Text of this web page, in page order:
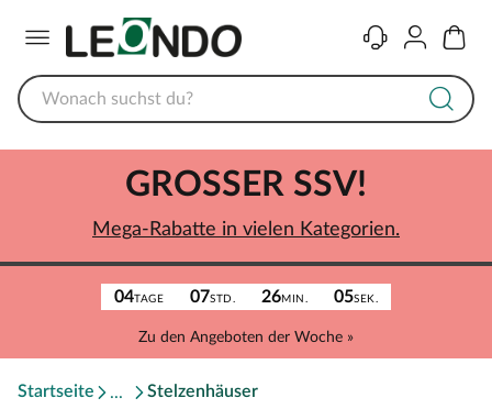
KontaktKonto
04TAGE 07STD. 26MIN. 05SEK.
Zu den Angeboten der Woche »
GROSSER SSV!
Mega-Rabatte in vielen Kategorien.
Startseite Stelzenhäuser